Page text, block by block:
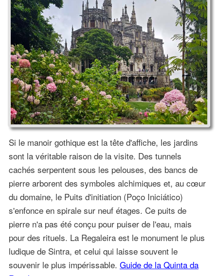
Si le manoir gothique est la tête d'affiche, les jardins
sont la véritable raison de la visite. Des tunnels
cachés serpentent sous les pelouses, des bancs de
pierre arborent des symboles alchimiques et, au cœur
du domaine, le Puits d'initiation (Poço Iniciático)
s'enfonce en spirale sur neuf étages. Ce puits de
pierre n'a pas été conçu pour puiser de l'eau, mais
pour des rituels. La Regaleira est le monument le plus
ludique de Sintra, et celui qui laisse souvent le
souvenir le plus impérissable. Guide de la Quinta da